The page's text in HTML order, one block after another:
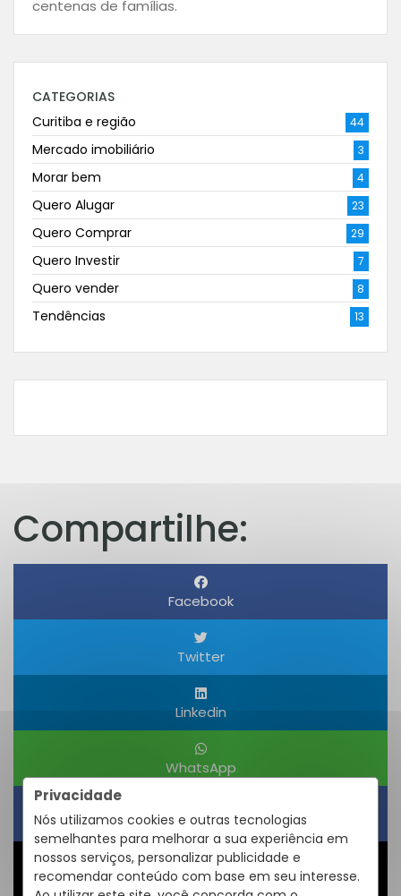
Privacidade
Nós utilizamos cookies e outras tecnologias
semelhantes para melhorar a sua experiência em
nossos serviços, personalizar publicidade e
recomendar conteúdo com base em seu interesse.
centenas de famílias.
CATEGORIAS
Curitiba e região
44
Mercado imobiliário 3
Morar bem 4
Quero Alugar 23
Quero Comprar 29
Quero Investir 7
Quero vender 8
Tendências 13
Compartilhe:
Facebook
Twitter
Linkedin
WhatsApp
Obter um Link
Compartilhar